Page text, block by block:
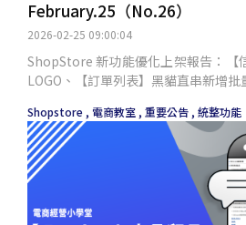
2026-02-25 09:00:04
February.25（No.26）
ShopStore 新功能優化上架報告：【
LOGO、【訂單列表】黑貓直串新增
部分列表新增批次刪除功能、【訂單
物流編號、【顧客列表】顯示最後登
物金折抵新增確認按鈕、【訂單列表
與商品合計、【結帳頁面】隱藏 0
Shopstore , 電商教室 , 重要公告 , 統整功能